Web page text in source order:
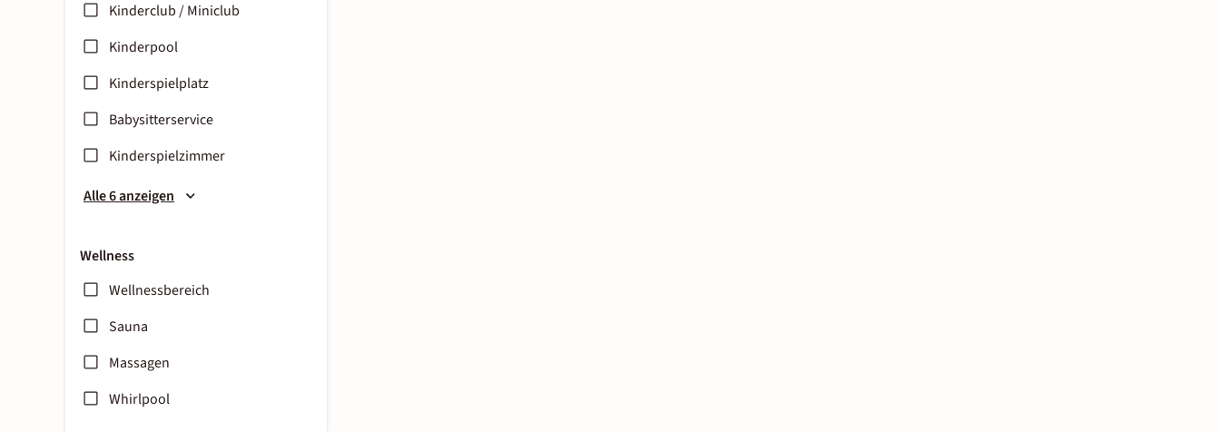
Kinderclub / Miniclub
Kinderpool
Kinderspielplatz
Babysitterservice
Kinderspielzimmer
Alle 6 anzeigen
Wellness
Wellnessbereich
Sauna
Massagen
Whirlpool